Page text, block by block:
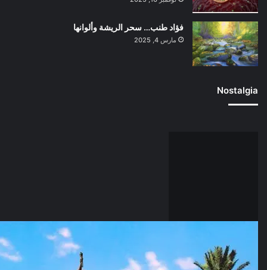
فؤاد طنب… سحر الريشة وألوانها
مارس 4, 2025
Nostalgia